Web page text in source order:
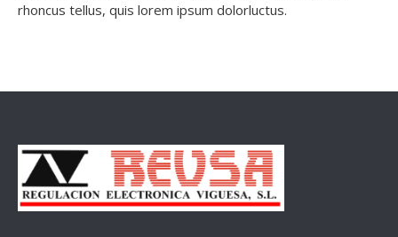
rhoncus tellus, quis lorem ipsum dolorluctus.